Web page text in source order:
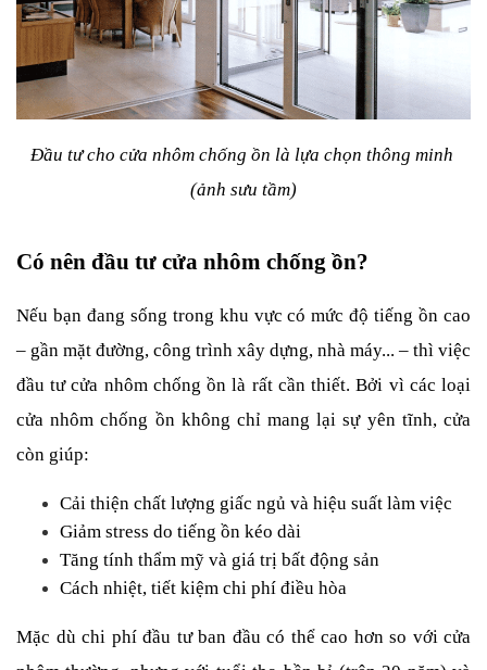
Đầu tư cho cửa nhôm chống ồn là lựa chọn thông minh
(ảnh sưu tầm)
Có nên đầu tư cửa nhôm chống ồn?
Nếu bạn đang sống trong khu vực có mức độ tiếng ồn cao
– gần mặt đường, công trình xây dựng, nhà máy... – thì việc
đầu tư cửa nhôm chống ồn là rất cần thiết. Bởi vì các loại
cửa nhôm chống ồn không chỉ mang lại sự yên tĩnh, cửa
còn giúp:
Cải thiện chất lượng giấc ngủ và hiệu suất làm việc
Giảm stress do tiếng ồn kéo dài
Tăng tính thẩm mỹ và giá trị bất động sản
Cách nhiệt, tiết kiệm chi phí điều hòa
Mặc dù chi phí đầu tư ban đầu có thể cao hơn so với cửa